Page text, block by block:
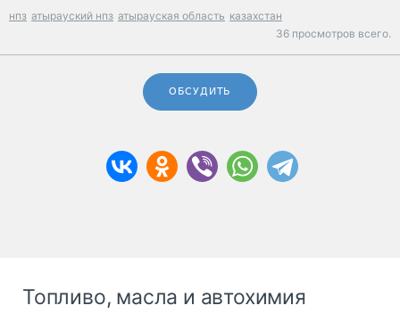
нпз атырауский нпз атырауская область казахстан
36 просмотров всего.
ОБСУДИТЬ
Топливо, масла и автохимия